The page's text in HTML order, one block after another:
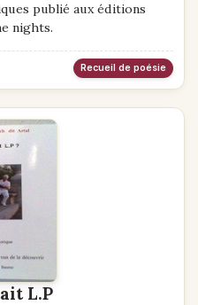
publié aux éditions
nights.
Recueil de poésie
L.P